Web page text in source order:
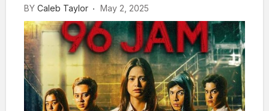
BY Caleb Taylor May 2, 2025